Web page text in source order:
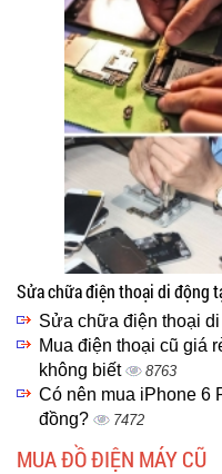
Sửa chữa điện thoại di động
Sửa chữa điện thoại
Mua điện thoại cũ giá
không biết
8763
Có nên mua iPhone 6
đồng?
7472
MUA ĐỒ ĐIỆN MÁY CŨ